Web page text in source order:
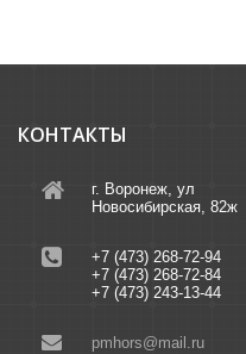
КОНТАКТЫ
г. Воронеж, ул
Новосибирская, 82ж
+7 (473) 268-72-94
+7 (473) 268-72-84
+7 (473) 243-13-44
pmhors@mail.ru